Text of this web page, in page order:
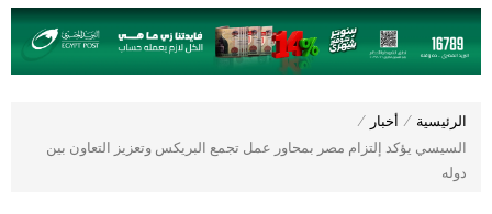
الرئيسية ⁄ أخبار ⁄
السيسي يؤكد إلتزام مصر بمحاور عمل تجمع البريكس وتعزيز التعاون بين
دوله